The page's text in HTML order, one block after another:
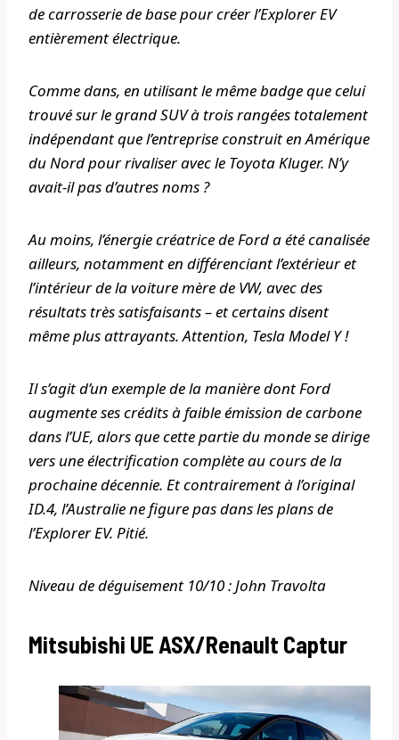
de carrosserie de base pour créer l’Explorer EV
entièrement électrique.
Comme dans, en utilisant le même badge que celui
trouvé sur le grand SUV à trois rangées totalement
indépendant que l’entreprise construit en Amérique
du Nord pour rivaliser avec le Toyota Kluger. N’y
avait-il pas d’autres noms ?
Au moins, l’énergie créatrice de Ford a été canalisée
ailleurs, notamment en différenciant l’extérieur et
l’intérieur de la voiture mère de VW, avec des
résultats très satisfaisants – et certains disent
même plus attrayants. Attention, Tesla Model Y !
Il s’agit d’un exemple de la manière dont Ford
augmente ses crédits à faible émission de carbone
dans l’UE, alors que cette partie du monde se dirige
vers une électrification complète au cours de la
prochaine décennie. Et contrairement à l’original
ID.4, l’Australie ne figure pas dans les plans de
l’Explorer EV. Pitié.
Niveau de déguisement 10/10 : John Travolta
Mitsubishi UE ASX/Renault Captur